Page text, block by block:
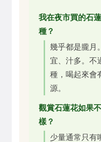
我在夜市買的石
種？
幾乎都是朧月
宜、汁多。不
種，喝起來會
源。
觀賞石蓮花如果
樣？
少量通常只有